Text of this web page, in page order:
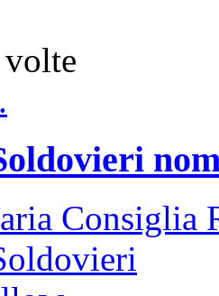
volte
Consiglia